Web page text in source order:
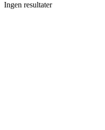
Ingen resultater